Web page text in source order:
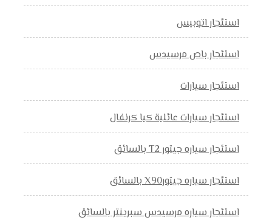
استئجار اتوبيس
استئجار باص مرسيدس
استئجار سيارات
استئجار سيارات عائلية كيا كرنفال
استئجار سياره جيتور T2 بالسائق
استئجار سياره جيتورX90 بالسائق
استئجار سياره مرسيدس سبرينتر بالسائق